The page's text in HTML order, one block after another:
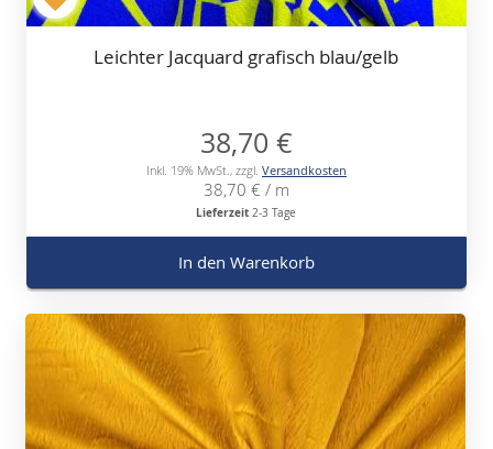
Leichter Jacquard grafisch blau/gelb
38,70 €
Inkl. 19% MwSt. , zzgl. Versandkosten
38,70 € / m
Lieferzeit 2-3 Tage
In den Warenkorb